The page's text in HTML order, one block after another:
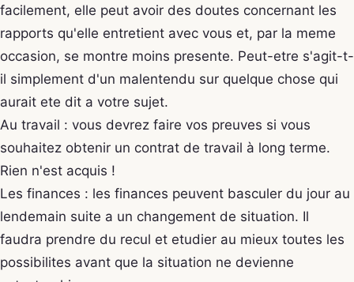
facilement, elle peut avoir des doutes concernant les
rapports qu'elle entretient avec vous et, par la meme
occasion, se montre moins presente. Peut-etre s'agit-t-
il simplement d'un malentendu sur quelque chose qui
aurait ete dit a votre sujet.
Au travail : vous devrez faire vos preuves si vous
souhaitez obtenir un contrat de travail à long terme.
Rien n'est acquis !
Les finances : les finances peuvent basculer du jour au
lendemain suite a un changement de situation. Il
faudra prendre du recul et etudier au mieux toutes les
possibilites avant que la situation ne devienne